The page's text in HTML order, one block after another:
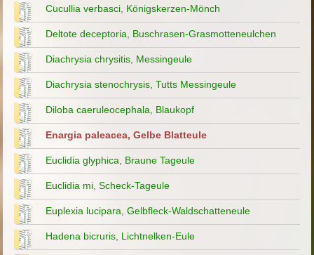
Cucullia verbasci, Königskerzen-Mönch
Deltote deceptoria, Buschrasen-Grasmotteneulchen
Diachrysia chrysitis, Messingeule
Diachrysia stenochrysis, Tutts Messingeule
Diloba caeruleocephala, Blaukopf
Enargia paleacea, Gelbe Blatteule
Euclidia glyphica, Braune Tageule
Euclidia mi, Scheck-Tageule
Euplexia lucipara, Gelbfleck-Waldschatteneule
Hadena bicruris, Lichtnelken-Eule